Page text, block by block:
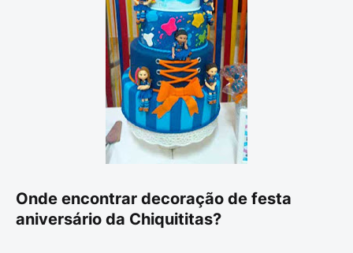
Onde encontrar decoração de festa
aniversário da Chiquititas?